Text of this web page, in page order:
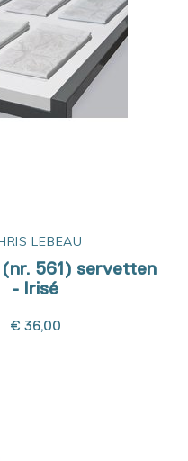
LEBEAU
(nr. 561) servetten
- Irisé
€ 36,00